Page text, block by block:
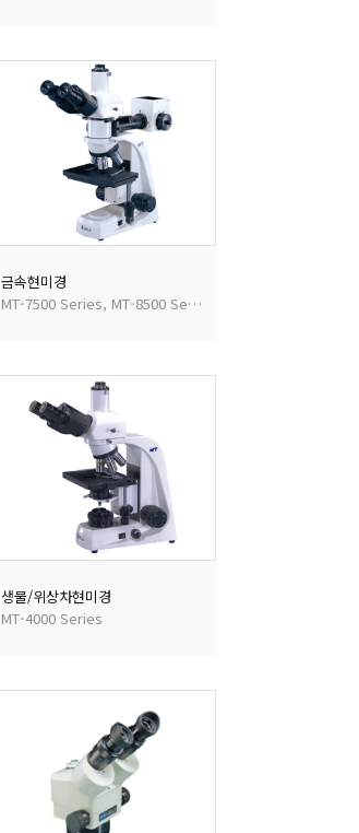
금속현미경
MT-7500 Series, MT-8500 Series
생물/위상차현미경
MT-4000 Series